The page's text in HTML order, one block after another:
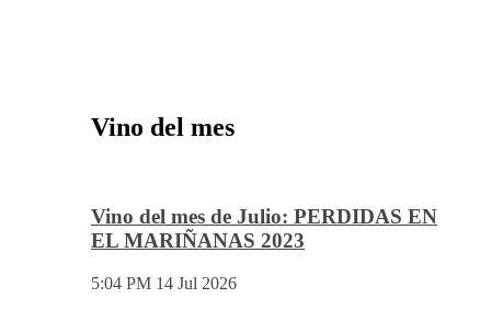
Vino del mes
Vino del mes de Julio: PERDIDAS EN
EL MARIÑANAS 2023
5:04 PM 14 Jul 2026